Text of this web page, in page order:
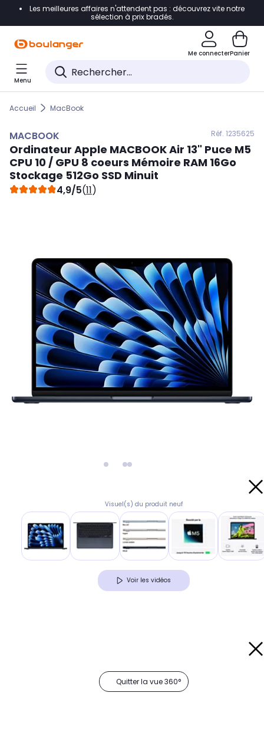
Accéder directement à la navigation
Accéder directement au pied de page
Accéder directement au chatbot
Les meilleures affaires n'attendent pas : découvrez vite notre
sélection à prix bradés.
Me connecterPanier
Menu
Accueil MacBook
MACBOOK Réf. 1235625
Ordinateur Apple MACBOOKAir 13" Puce M5
CPU 10 / GPU 8 coeurs Mémoire RAM 16Go
Stockage 512Go SSD Minuit
4,9/5(11)
Visuel(s) du produit neuf
Voir les vidéos
Quitter la vue 360°